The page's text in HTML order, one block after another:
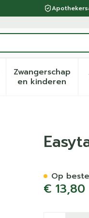
verzorging
voor Dieet,
Zwangerschap
en kinderen
Toon
Beige
€ 13,80
Op